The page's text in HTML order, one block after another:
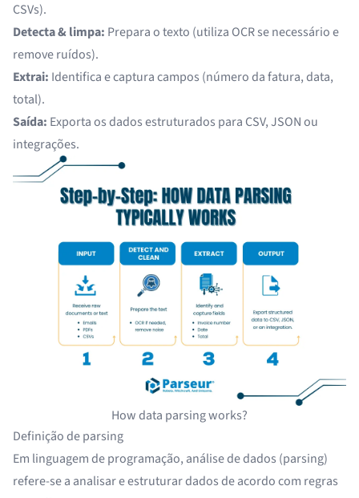
CSVs).
Detecta & limpa: Prepara o texto (utiliza OCR se necessário e
remove ruídos).
Extrai: Identifica e captura campos (número da fatura, data,
total).
Saída: Exporta os dados estruturados para CSV, JSON ou
integrações.
How data parsing works?
Definição de parsing
Em linguagem de programação, análise de dados (parsing)
refere-se a analisar e estruturar dados de acordo com regras